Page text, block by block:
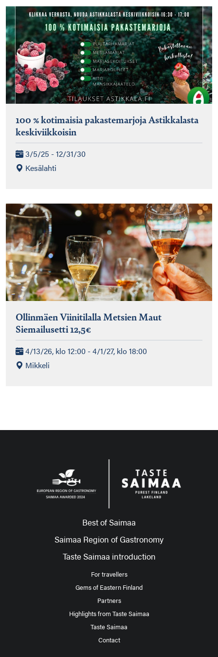
100 % kotimaisia pakastemarjoja Astikkalasta
keskiviikkoisin
3/5/25 - 12/31/30
Kesälahti
Ollinmäen Viinitilalla Metsien Maut
Siemailusetti 12,5€
4/13/26, klo 12:00 - 4/1/27, klo 18:00
Mikkeli
Best of Saimaa
Saimaa Region of Gastronomy
Taste Saimaa introduction
For travellers
Gems of Eastern Finland
Partners
Highlights from Taste Saimaa
Taste Saimaa
Contact